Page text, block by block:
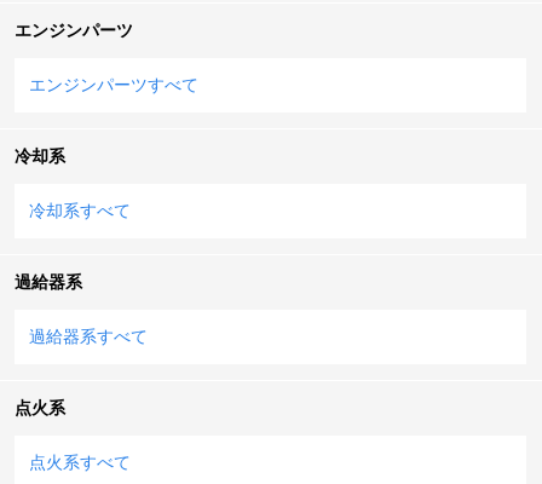
エンジンパーツ
エンジンパーツすべて
冷却系
冷却系すべて
過給器系
過給器系すべて
点火系
点火系すべて